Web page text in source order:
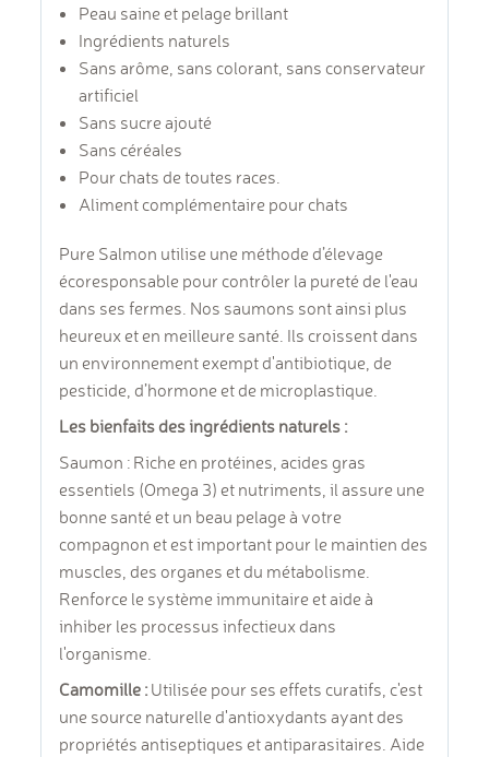
Peau saine et pelage brillant
Ingrédients naturels
Sans arôme, sans colorant, sans conservateur
artificiel
Sans sucre ajouté
Sans céréales
Pour chats de toutes races.
Aliment complémentaire pour chats
Pure Salmon utilise une méthode d’élevage
écoresponsable pour contrôler la pureté de l'eau
dans ses fermes. Nos saumons sont ainsi plus
heureux et en meilleure santé. Ils croissent dans
un environnement exempt d'antibiotique, de
pesticide, d’hormone et de microplastique.
Les bienfaits des ingrédients naturels :
Saumon : Riche en protéines, acides gras
essentiels (Omega 3) et nutriments, il assure une
bonne santé et un beau pelage à votre
compagnon et est important pour le maintien des
muscles, des organes et du métabolisme.
Renforce le système immunitaire et aide à
inhiber les processus infectieux dans
l'organisme.
Camomille : Utilisée pour ses effets curatifs, c'est
une source naturelle d'antioxydants ayant des
propriétés antiseptiques et antiparasitaires. Aide